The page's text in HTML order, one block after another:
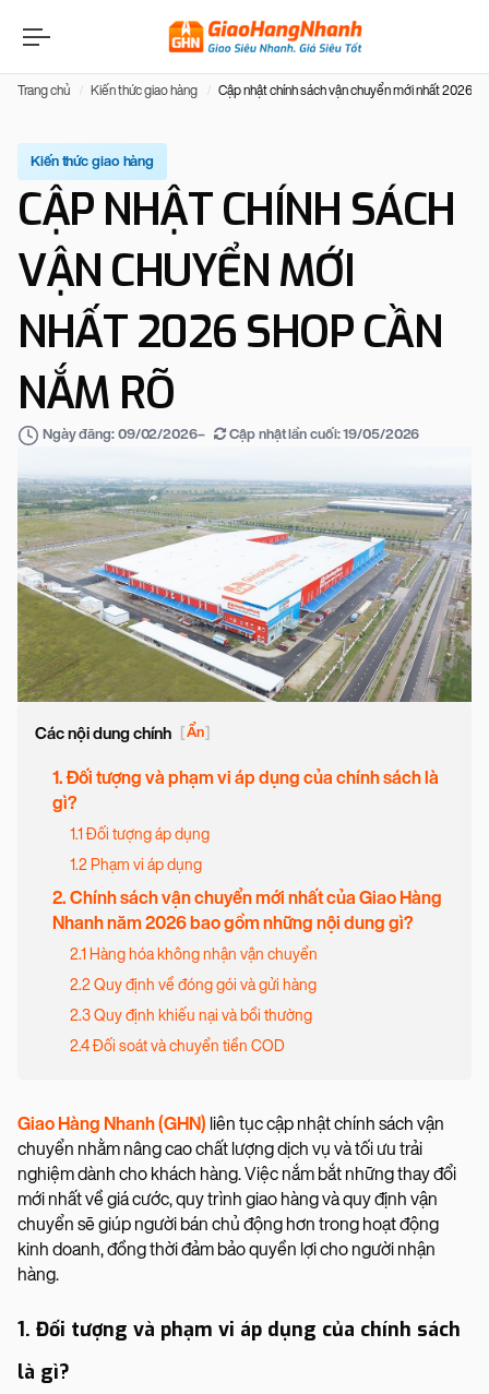
Trang chủ Kiến thức giao hàng Cập nhật chính sách vận chuyển mới nhất 2026
Kiến thức giao hàng
CẬP NHẬT CHÍNH SÁCH
VẬN CHUYỂN MỚI
NHẤT 2026 SHOP CẦN
NẮM RÕ
Ngày đăng: 09/02/2026– Cập nhật lần cuối:19/05/2026
Các nội dung chính [Ẩn]
1. Đối tượng và phạm vi áp dụng của chính sách là
gì?
1.1 Đối tượng áp dụng
1.2 Phạm vi áp dụng
2. Chính sách vận chuyển mới nhất của Giao Hàng
Nhanh năm 2026 bao gồm những nội dung gì?
2.1 Hàng hóa không nhận vận chuyển
2.2 Quy định về đóng gói và gửi hàng
2.3 Quy định khiếu nại và bồi thường
2.4 Đối soát và chuyển tiền COD
Giao Hàng Nhanh (GHN) liên tục cập nhật chính sách vận
chuyển nhằm nâng cao chất lượng dịch vụ và tối ưu trải
nghiệm dành cho khách hàng. Việc nắm bắt những thay đổi
mới nhất về giá cước, quy trình giao hàng và quy định vận
chuyển sẽ giúp người bán chủ động hơn trong hoạt động
kinh doanh, đồng thời đảm bảo quyền lợi cho người nhận
hàng.
1. Đối tượng và phạm vi áp dụng của chính sách
là gì?